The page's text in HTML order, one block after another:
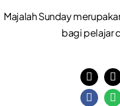
Majalah Sunday
bagi pelajar